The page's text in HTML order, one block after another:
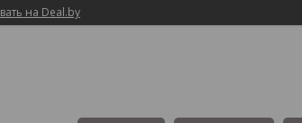
на Deal.by